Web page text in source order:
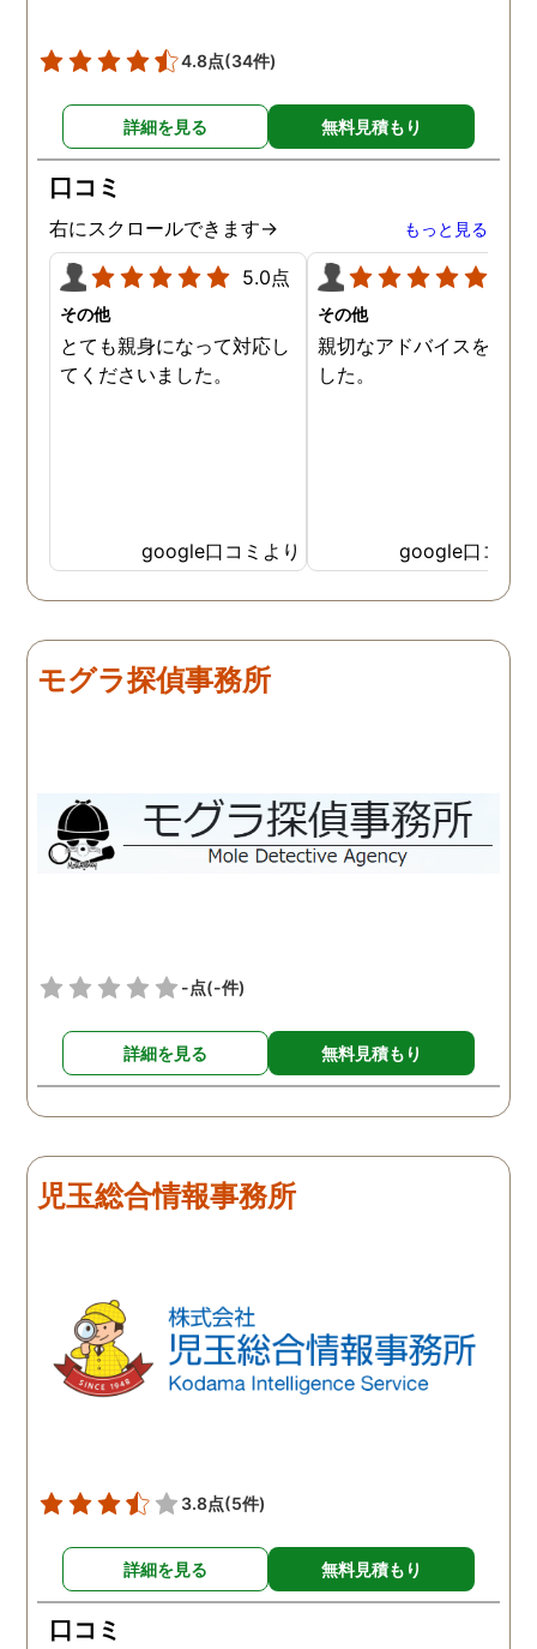
4.8点(34件)
詳細を見る 無料見積もり
口コミ
右にスクロールできます→ もっと見る
5.0点
その他
とても親身になって対応し
てくださいました。
google口コミより
その他
親切なアドバイスを頂き
した。
google口コミ
モグラ探偵事務所
-点(-件)
詳細を見る 無料見積もり
児玉総合情報事務所
3.8点(5件)
詳細を見る 無料見積もり
口コミ